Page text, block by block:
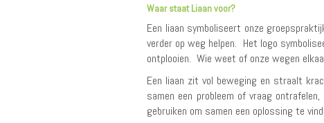
Waar staat Liaan voor?
Een liaan symboliseert onze
verder op weg helpen. Het logo
ontplooien. Wie weet of onze wegen
Een liaan zit vol beweging en straalt
samen een probleem of vraag
gebruiken om samen een oplossing te